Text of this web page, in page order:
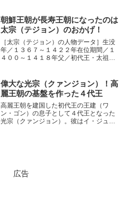
う。(adsbygoogle = window.adsbyg...
朝鮮王朝が長寿王朝になったのは
太宗（テジョン）のおかげ！
［太宗（テジョン）の人物データ］生没
年／１３６７～１４２２年在位期間／１
４００～１４１８年父／初代王・太祖
年：１３３７～１３９１年）息子／４代
王・世宗（セジョン〔生没年：...
偉大な光宗（クァンジョン）！高
麗王朝の基盤を作った４代王
高麗王朝を建国した初代王の王建（ワ
ン・ゴン）の息子として４代王となった
光宗（クァンジョン）。彼はイ・ジュン
広告